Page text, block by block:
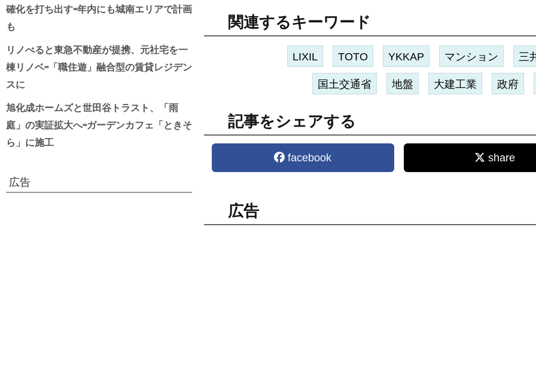
関連するキーワード
LIXIL TOTO YKKAP マンション 三
国土交通省 地盤 大建工業 政府
記事をシェアする
facebook share
広告
確化を打ち出す=年内にも城南エリアで計画
も
リノべると東急不動産が提携、元社宅を一
棟リノベ=「職住遊」融合型の賃貸レジデン
スに
旭化成ホームズと世田谷トラスト、「雨
庭」の実証拡大へ=ガーデンカフェ「ときそ
ら」に施工
広告